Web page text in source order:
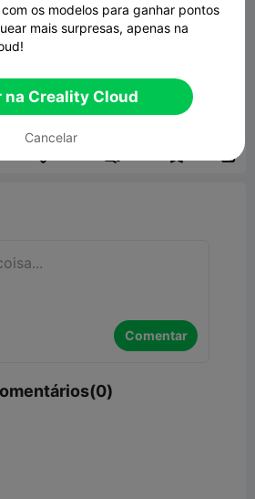
3D Relacionado

Comentar
os modelos para ganhar pontos
mais surpresas, apenas na
na Creality Cloud
Cancelar